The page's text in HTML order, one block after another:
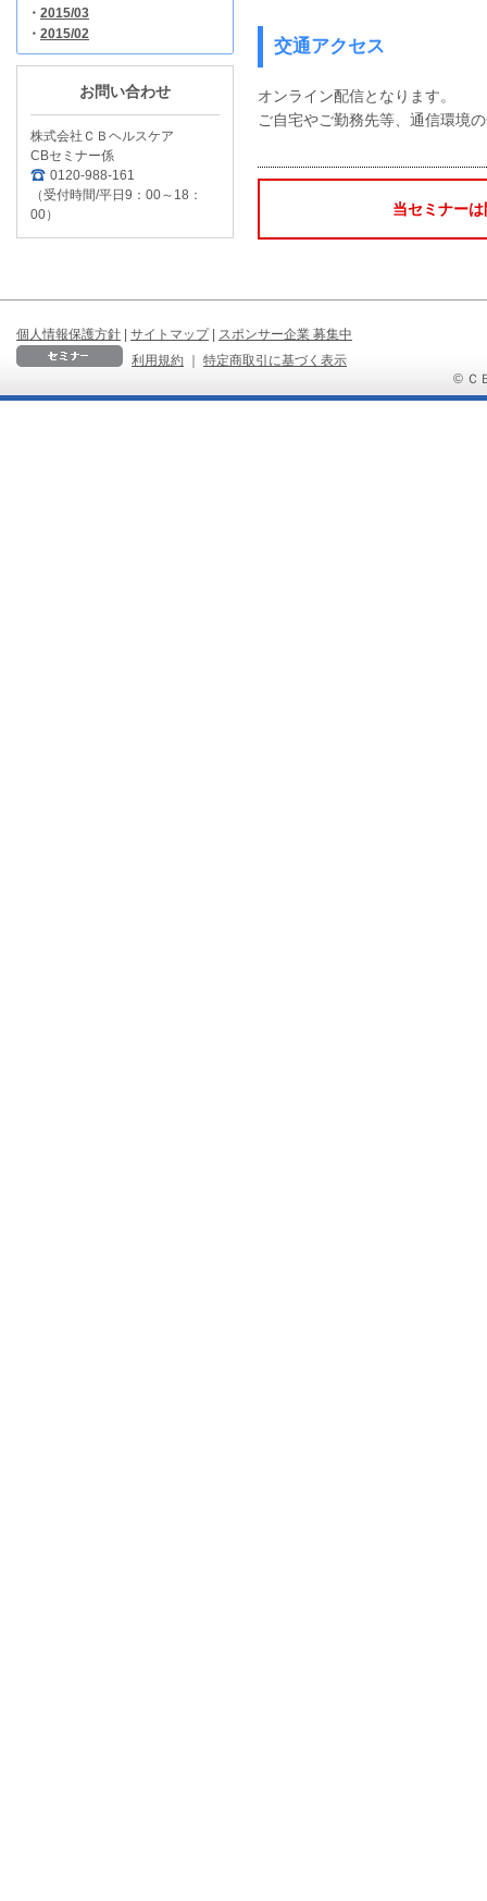
・ 2015/03
・ 2015/02
お問い合わせ
株式会社ＣＢヘルスケア
CBセミナー係
0120-988-161
（受付時間/平日9：00～18：
00）
交通アクセス
オンライン配信となります。
ご自宅やご勤務先等、通信環境
当セミナー
個人情報保護方針 | サイトマップ | スポンサー企業 募集中
利用規約
｜
特定商取引に基づく表示
© Ｃ